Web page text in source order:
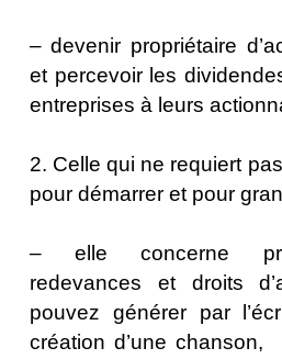
– devenir propriétaire
et percevoir les
entreprises à leurs
2. Celle qui ne requiert
pour démarrer et pour
– elle concerne
redevances et droits
pouvez générer par
création d’une chanson,